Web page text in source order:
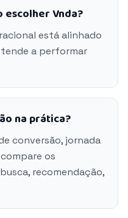
escolher Vnda?
está alinhado
tende a performar
na prática?
conversão, jornada
os
recomendação,